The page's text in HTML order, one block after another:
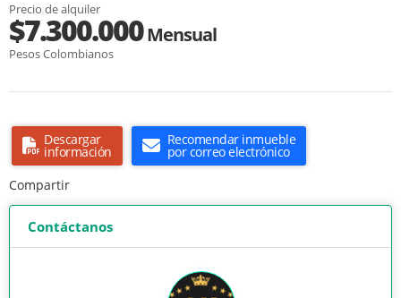
Precio de alquiler
$7.300.000Mensual
Pesos Colombianos
Descargar
información
Recomendar inmueble
por correo electrónico
Compartir
Contáctanos